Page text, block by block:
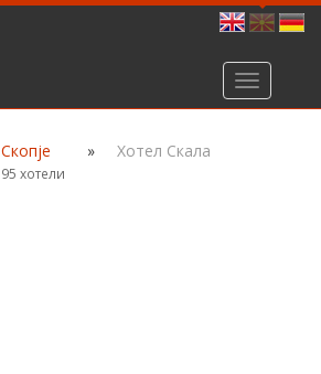
Toggle
navigation
Скопје
95 хотели
» Хотел Скала